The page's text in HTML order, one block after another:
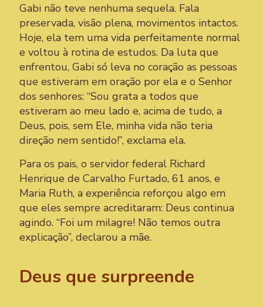
Gabi não teve nenhuma sequela. Fala
preservada, visão plena, movimentos intactos.
Hoje, ela tem uma vida perfeitamente normal
e voltou à rotina de estudos. Da luta que
enfrentou, Gabi só leva no coração as pessoas
que estiveram em oração por ela e o Senhor
dos senhores: “Sou grata a todos que
estiveram ao meu lado e, acima de tudo, a
Deus, pois, sem Ele, minha vida não teria
direção nem sentido!”, exclama ela.
Para os pais, o servidor federal Richard
Henrique de Carvalho Furtado, 61 anos, e
Maria Ruth, a experiência reforçou algo em
que eles sempre acreditaram: Deus continua
agindo. “Foi um milagre! Não temos outra
explicação”, declarou a mãe.
Deus que surpreende